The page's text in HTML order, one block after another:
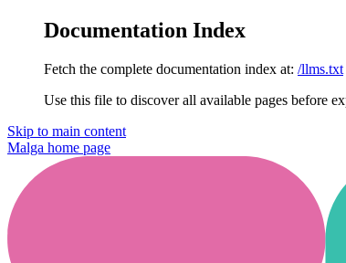
Documentation Index
Fetch the complete documentation index at: /llms.txt
Use this file to discover all available pages before
Skip to main content
Malga home page